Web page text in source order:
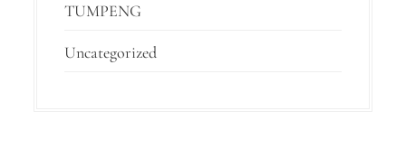
TUMPENG
Uncategorized